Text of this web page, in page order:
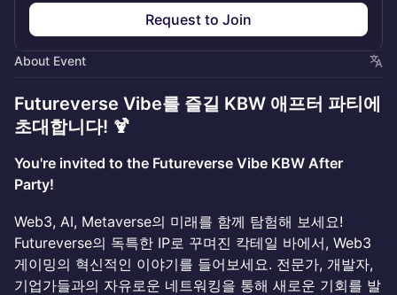
Request to Join
About Event
Futureverse Vibe를 즐길 KBW 애프터 파티에
초대합니다! 🍹
You're invited to the Futureverse Vibe KBW After
Party!
Web3, AI, Metaverse의 미래를 함께 탐험해 보세요!
Futureverse의 독특한 IP로 꾸며진 칵테일 바에서, Web3
게이밍의 혁신적인 이야기를 들어보세요. 전문가, 개발자,
기업가들과의 자유로운 네트워킹을 통해 새로운 기회를 발